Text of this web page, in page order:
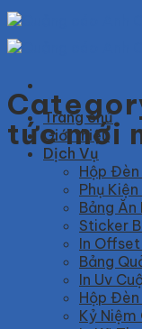
Skip
content
Trang chủ
Giới thiệu
Dịch Vụ
Hộp Đèn
Phụ
Bảng Ăn
Sticker
In
Bảng
In Uv
Hộp Đèn
Kỷ Niệm
tức mới